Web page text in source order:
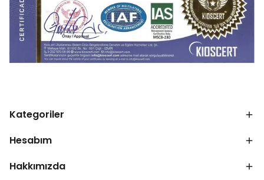
Kategoriler
Hesabım
Hakkımızda